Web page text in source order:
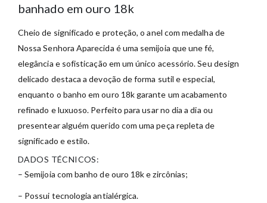
banhado em ouro 18k
Cheio de significado e proteção, o anel com medalha de
Nossa Senhora Aparecida é uma semijoia que une fé,
elegância e sofisticação em um único acessório. Seu design
delicado destaca a devoção de forma sutil e especial,
enquanto o banho em ouro 18k garante um acabamento
refinado e luxuoso. Perfeito para usar no dia a dia ou
presentear alguém querido com uma peça repleta de
significado e estilo.
DADOS TÉCNICOS:
– Semijoia com banho de ouro 18k e zircônias;
– Possui tecnologia antialérgica.